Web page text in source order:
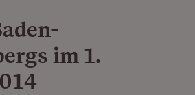
im 1.